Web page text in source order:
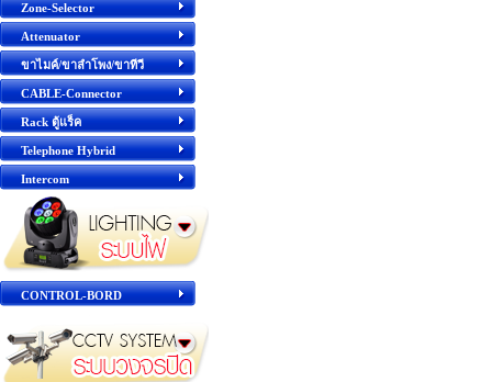
Zone-Selector
Attenuator
ขาไมค์/ขาลำโพง/ขาทีวี
CABLE-Connector
Rack ตู้แร็ค
Telephone Hybrid
Intercom
CONTROL-BORD